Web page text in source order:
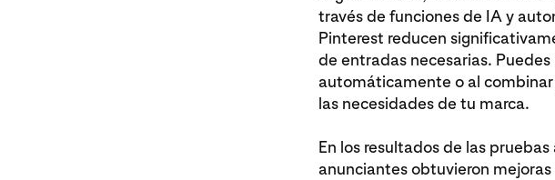
través de funciones de IA y
Pinterest reducen
de entradas necesarias.
automáticamente o al
las necesidades de tu marca.
En los resultados de las
anunciantes obtuvieron